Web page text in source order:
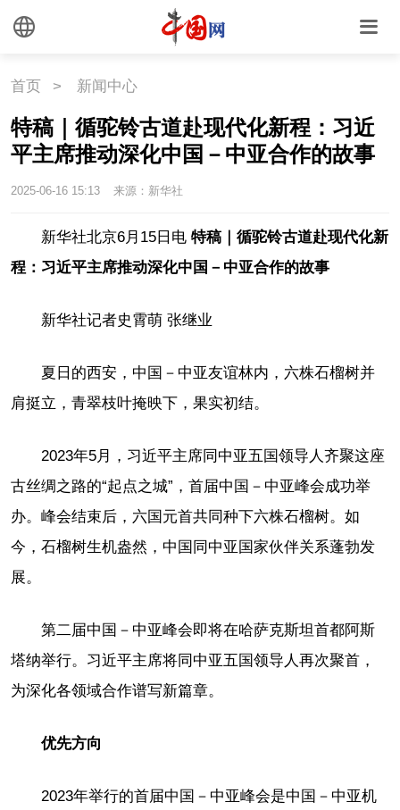
首页 > 新闻中心
特稿｜循驼铃古道赴现代化新程：习近
平主席推动深化中国－中亚合作的故事
2025-06-16 15:13 来源：新华社
新华社北京6月15日电 特稿｜循驼铃古道赴现代化新
程：习近平主席推动深化中国－中亚合作的故事
新华社记者史霄萌 张继业
夏日的西安，中国－中亚友谊林内，六株石榴树并
肩挺立，青翠枝叶掩映下，果实初结。
2023年5月，习近平主席同中亚五国领导人齐聚这座
古丝绸之路的“起点之城”，首届中国－中亚峰会成功举
办。峰会结束后，六国元首共同种下六株石榴树。如
今，石榴树生机盎然，中国同中亚国家伙伴关系蓬勃发
展。
第二届中国－中亚峰会即将在哈萨克斯坦首都阿斯
塔纳举行。习近平主席将同中亚五国领导人再次聚首，
为深化各领域合作谱写新篇章。
优先方向
2023年举行的首届中国－中亚峰会是中国－中亚机